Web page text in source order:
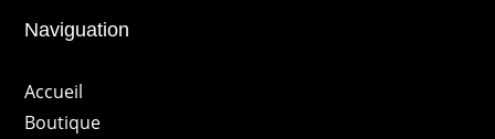
Naviguation
Accueil
Boutique